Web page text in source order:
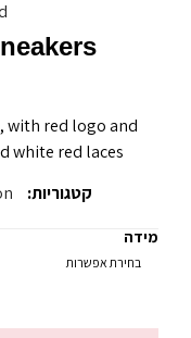
with red logo and
white red laces.
קטגוריות:
מידה